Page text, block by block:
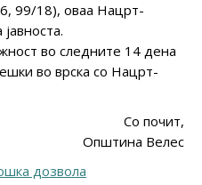
99/18), оваа Нацрт-
во следните 14 дена
во врска со Нацрт-
Со почит,
Општина Велес
дозвола